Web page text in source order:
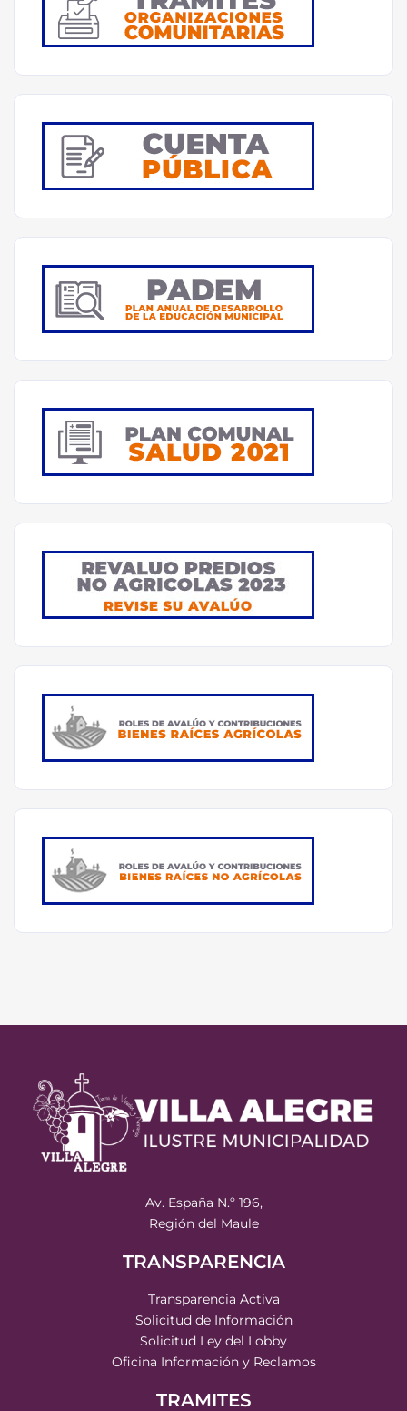
Av. España N.º 196,
Región del Maule
TRANSPARENCIA
Transparencia Activa
Solicitud de Información
Solicitud Ley del Lobby
Oficina Información y Reclamos
TRAMITES